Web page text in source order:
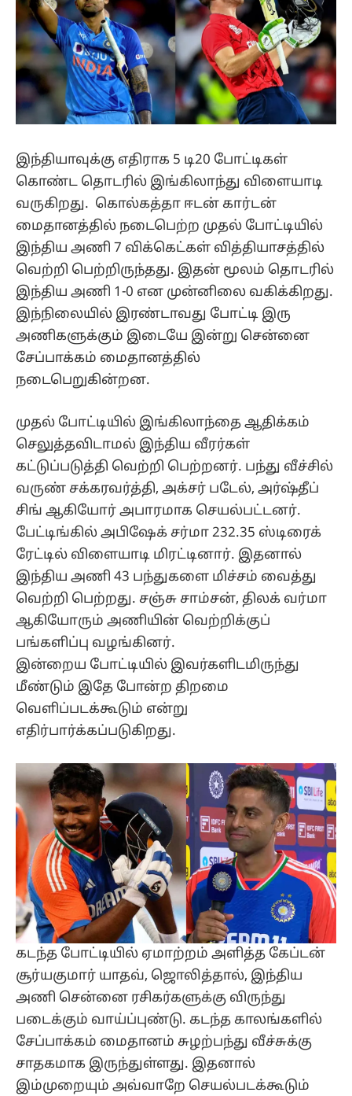
இந்தியாவுக்கு எதிராக 5 டி20 போட்டிகள்
கொண்ட தொடரில் இங்கிலாந்து விளையாடி
வருகிறது. கொல்கத்தா ஈடன் கார்டன்
மைதானத்தில் நடைபெற்ற முதல் போட்டியில்
இந்திய அணி 7 விக்கெட்கள் வித்தியாசத்தில்
வெற்றி பெற்றிருந்தது. இதன் மூலம் தொடரில்
இந்திய அணி 1-0 என முன்னிலை வகிக்கிறது.
இந்நிலையில் இரண்டாவது போட்டி இரு
அணிகளுக்கும் இடையே இன்று சென்னை
சேப்பாக்கம் மைதானத்தில்
நடைபெறுகின்றன.
முதல் போட்டியில் இங்கிலாந்தை ஆதிக்கம்
செலுத்தவிடாமல் இந்திய வீரர்கள்
கட்டுப்படுத்தி வெற்றி பெற்றனர். பந்து வீச்சில்
வருண் சக்கரவர்த்தி, அக்சர் படேல், அர்ஷ்தீப்
சிங் ஆகியோர் அபாரமாக செயல்பட்டனர்.
பேட்டிங்கில் அபிஷேக் சர்மா 232.35 ஸ்டிரைக்
ரேட்டில் விளையாடி மிரட்டினார். இதனால்
இந்திய அணி 43 பந்துகளை மிச்சம் வைத்து
வெற்றி பெற்றது. சஞ்சு சாம்சன், திலக் வர்மா
ஆகியோரும் அணியின் வெற்றிக்குப்
பங்களிப்பு வழங்கினர்.
இன்றைய போட்டியில் இவர்களிடமிருந்து
மீண்டும் இதே போன்ற திறமை
வெளிப்படக்கூடும் என்று
எதிர்பார்க்கப்படுகிறது.
கடந்த போட்டியில் ஏமாற்றம் அளித்த கேப்டன்
சூர்யகுமார் யாதவ், ஜொலித்தால், இந்திய
அணி சென்னை ரசிகர்களுக்கு விருந்து
படைக்கும் வாய்ப்புண்டு. கடந்த காலங்களில்
சேப்பாக்கம் மைதானம் சுழற்பந்து வீச்சுக்கு
சாதகமாக இருந்துள்ளது. இதனால்
இம்முறையும் அவ்வாறே செயல்படக்கூடும்